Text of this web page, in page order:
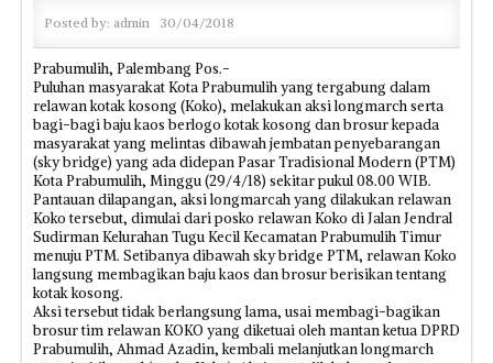
Posted by: admin 30/04/2018
Prabumulih, Palembang Pos.-
Puluhan masyarakat Kota Prabumulih yang tergabung dalam
relawan kotak kosong (Koko), melakukan aksi longmarch serta
bagi-bagi baju kaos berlogo kotak kosong dan brosur kepada
masyarakat yang melintas dibawah jembatan penyebarangan
(sky bridge) yang ada didepan Pasar Tradisional Modern (PTM)
Kota Prabumulih, Minggu (29/4/18) sekitar pukul 08.00 WIB.
Pantauan dilapangan, aksi longmarcah yang dilakukan relawan
Koko tersebut, dimulai dari posko relawan Koko di Jalan Jendral
Sudirman Kelurahan Tugu Kecil Kecamatan Prabumulih Timur
menuju PTM. Setibanya dibawah sky bridge PTM, relawan Koko
langsung membagikan baju kaos dan brosur berisikan tentang
kotak kosong.
Aksi tersebut tidak berlangsung lama, usai membagi-bagikan
brosur tim relawan KOKO yang diketuai oleh mantan ketua DPRD
Prabumulih, Ahmad Azadin, kembali melanjutkan longmarch